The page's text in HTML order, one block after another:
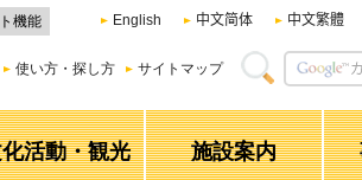
機能 English 中文简体 中文繁體
使い方・探し方 サイトマップ
活動・観光 施設案内